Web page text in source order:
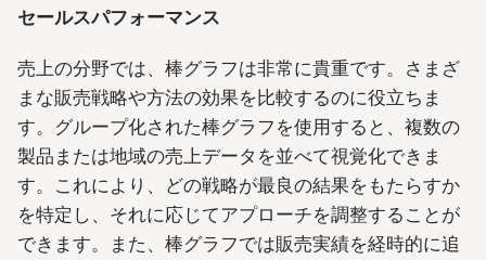
セールスパフォーマンス
売上の分野では、棒グラフは非常に貴重です。さまざ
まな販売戦略や方法の効果を比較するのに役立ちま
す。グループ化された棒グラフを使用すると、複数の
製品または地域の売上データを並べて視覚化できま
す。これにより、どの戦略が最良の結果をもたらすか
を特定し、それに応じてアプローチを調整することが
できます。また、棒グラフでは販売実績を経時的に追